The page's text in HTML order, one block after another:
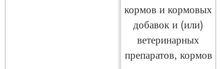
кормов и кормовых
добавок и (или)
ветеринарных
препаратов, кормов